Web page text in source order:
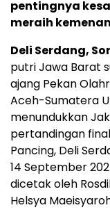
pentingnya
meraih
Deli Serdang,
putri Jawa Barat
ajang Pekan
Aceh-Sumatera
menundukkan
pertandingan
Pancing, Deli
14 September
dicetak oleh
Helsya